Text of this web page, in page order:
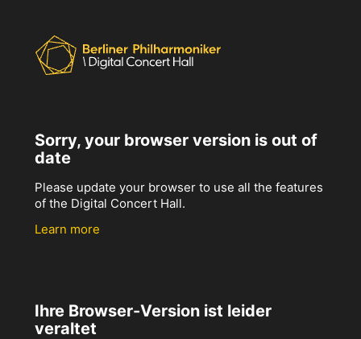
Sorry, your browser version is out of
date
Please update your browser to use all the features
of the Digital Concert Hall.
Learn more
Ihre Browser-Version ist leider
veraltet